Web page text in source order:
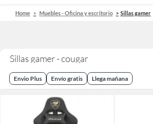
Home Muebles - Oficina y escritorio Sillas gamer
Sillas gamer - cougar
Envio Plus Envío gratis Llega mañana